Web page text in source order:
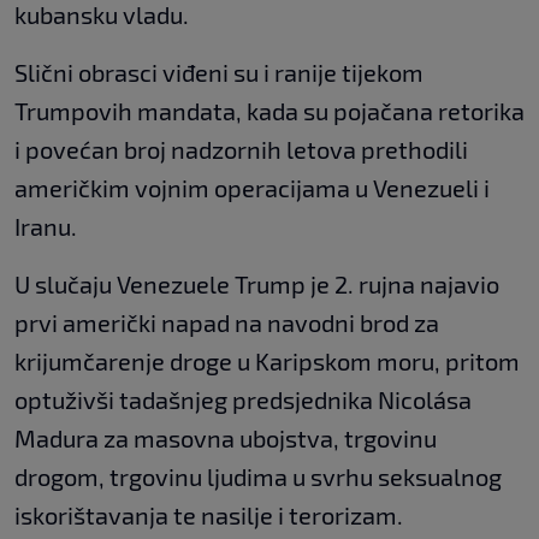
kubansku vladu.
Slični obrasci viđeni su i ranije tijekom
Trumpovih mandata, kada su pojačana retorika
i povećan broj nadzornih letova prethodili
američkim vojnim operacijama u Venezueli i
Iranu.
U slučaju Venezuele Trump je 2. rujna najavio
prvi američki napad na navodni brod za
krijumčarenje droge u Karipskom moru, pritom
optuživši tadašnjeg predsjednika Nicolása
Madura za masovna ubojstva, trgovinu
drogom, trgovinu ljudima u svrhu seksualnog
iskorištavanja te nasilje i terorizam.